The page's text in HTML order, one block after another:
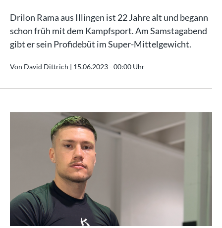
Drilon Rama aus Illingen ist 22 Jahre alt und begann
schon früh mit dem Kampfsport. Am Samstagabend
gibt er sein Profidebüt im Super-Mittelgewicht.
Von David Dittrich | 15.06.2023 - 00:00 Uhr